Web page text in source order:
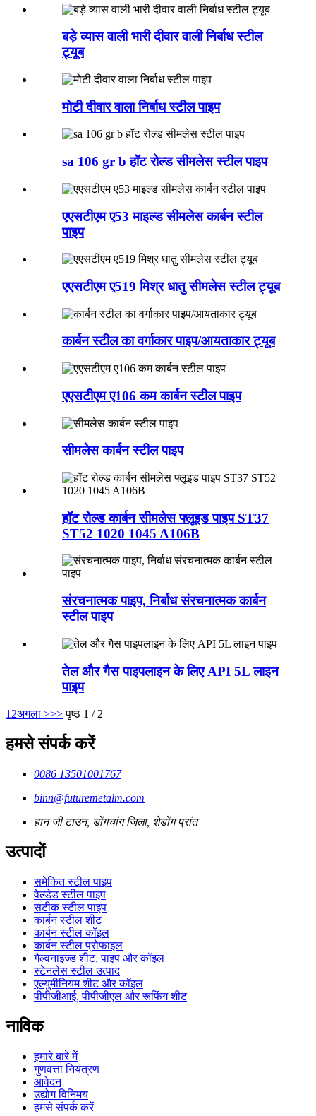
बड़े व्यास वाली भारी दीवार वाली निर्बाध स्टील
ट्यूब
मोटी दीवार वाला निर्बाध स्टील पाइप
sa 106 gr b हॉट रोल्ड सीमलेस स्टील पाइप
एएसटीएम ए53 माइल्ड सीमलेस कार्बन स्टील
पाइप
एएसटीएम ए519 मिश्र धातु सीमलेस स्टील ट्यूब
कार्बन स्टील का वर्गाकार पाइप/आयताकार ट्यूब
एएसटीएम ए106 कम कार्बन स्टील पाइप
सीमलेस कार्बन स्टील पाइप
हॉट रोल्ड कार्बन सीमलेस फ्लूइड पाइप ST37
ST52 1020 1045 A106B
संरचनात्मक पाइप, निर्बाध संरचनात्मक कार्बन
स्टील पाइप
तेल और गैस पाइपलाइन के लिए API 5L लाइन
पाइप
1 2अगला >>> पृष्ठ 1 / 2
हमसे संपर्क करें
0086 13501001767
binn@futuremetalm.com
हान जी टाउन, डोंगचांग जिला, शेडोंग प्रांत
उत्पादों
समेकित स्टील पाइप
वेल्डेड स्टील पाइप
सटीक स्टील पाइप
कार्बन स्टील शीट
कार्बन स्टील कॉइल
कार्बन स्टील प्रोफाइल
गैल्वनाइज्ड शीट, पाइप और कॉइल
स्टेनलेस स्टील उत्पाद
एल्युमीनियम शीट और कॉइल
पीपीजीआई, पीपीजीएल और रूफिंग शीट
नाविक
हमारे बारे में
गुणवत्ता नियंत्रण
आवेदन
उद्योग विनिमय
हमसे संपर्क करें